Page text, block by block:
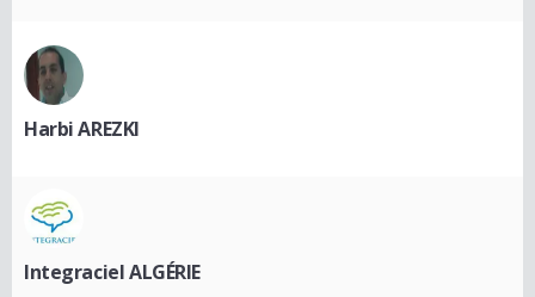
Harbi AREZKI
Integraciel ALGÉRIE